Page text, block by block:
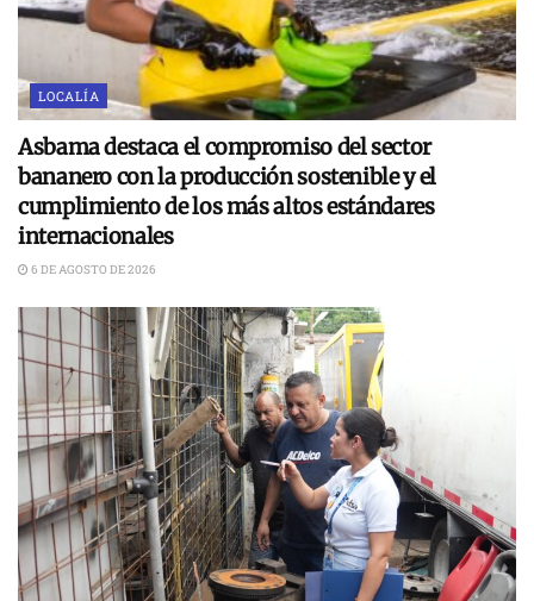
LOCALÍA
Asbama destaca el compromiso del sector
bananero con la producción sostenible y el
cumplimiento de los más altos estándares
internacionales
6 DE AGOSTO DE 2026